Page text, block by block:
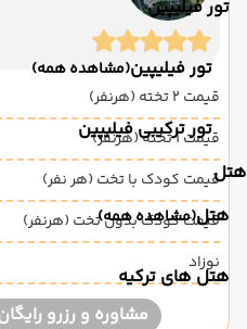
تور فیلیپین
تور فیلیپین(مشاهده همه)
تور ترکیبی فیلیپین
هتل
هتل(مشاهده همه)
هتل های ترکیه
قیمت 2 تخته (هرنفر)
قیمت 1 تخته (هرنفر)
قیمت کودک با تخت (هر نفر)
قیمت کودک بدون تخت (هرنفر)
نوزاد
مشاوره و رزرو